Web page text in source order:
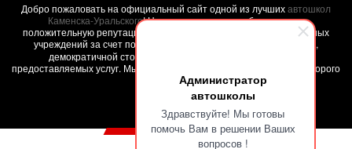
Администратор
автошколы
Здравствуйте! Мы готовы
помочь Вам в решении Ваших
вопросов !
Добро пожаловать на официальный сайт одной из лучшихавтошкол
Каменска-Уральского! Наша автошкола заработала свою
положительную репутацию среди других похожих образовательных
учреждений за счет положительных
,
демократичной стоимости обучения и высокого качества
предоставляемых услуг. Мы поможем вам обучиться на права - недорого
и качественно !